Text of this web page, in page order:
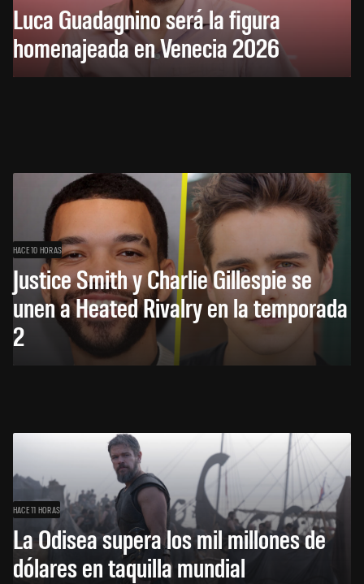
Luca Guadagnino será la figura
homenajeada en Venecia 2026
HACE 10 HORAS
Justice Smith y Charlie Gillespie se
unen a Heated Rivalry en la temporada
2
HACE 11 HORAS
La Odisea supera los mil millones de
dólares en taquilla mundial